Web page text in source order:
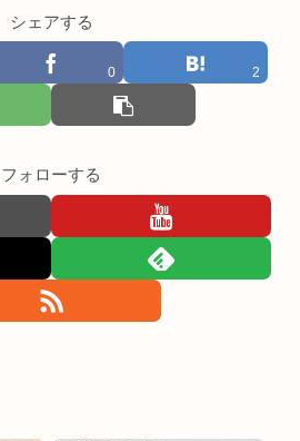
シェアする
0 2
フォローする